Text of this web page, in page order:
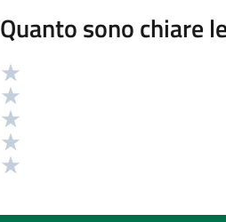
Quanto sono chiare
Valutazione